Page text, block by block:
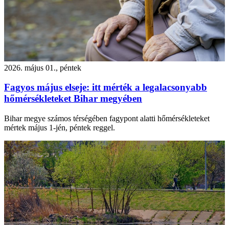
2026. május 01., péntek
Fagyos május elseje: itt mérték a legalacsonyabb
hőmérsékleteket Bihar megyében
Bihar megye számos térségében fagypont alatti hőmérsékleteket
mértek május 1-jén, péntek reggel.